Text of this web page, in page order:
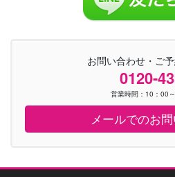
お問い合わせ・ご
0120-
営業時間：10：00
メールでのお